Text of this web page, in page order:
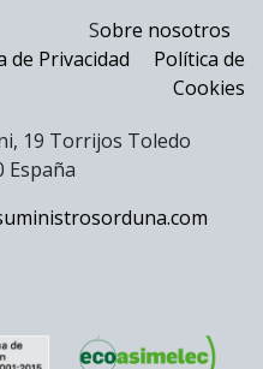
Sobre nosotros
de Privacidad
Política de
Cookies
19 Torrijos Toledo
España